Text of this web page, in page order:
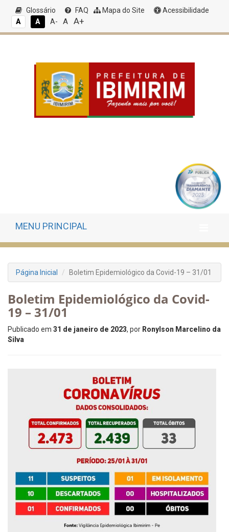
Glossário FAQ Mapa do Site
Acessibilidade
A
A A- A A+
MENU PRINCIPAL
Página Inicial Boletim Epidemiológico da Covid-19 – 31/01
Boletim Epidemiológico da Covid-
19 – 31/01
Publicado em 31 de janeiro de 2023, por Ronylson Marcelino da
Silva